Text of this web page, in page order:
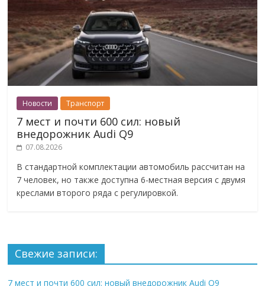
Новости Транспорт
7 мест и почти 600 сил: новый
внедорожник Audi Q9
07.08.2026
В стандартной комплектации автомобиль рассчитан на
7 человек, но также доступна 6-местная версия с двумя
креслами второго ряда с регулировкой.
Свежие записи:
7 мест и почти 600 сил: новый внедорожник Audi Q9